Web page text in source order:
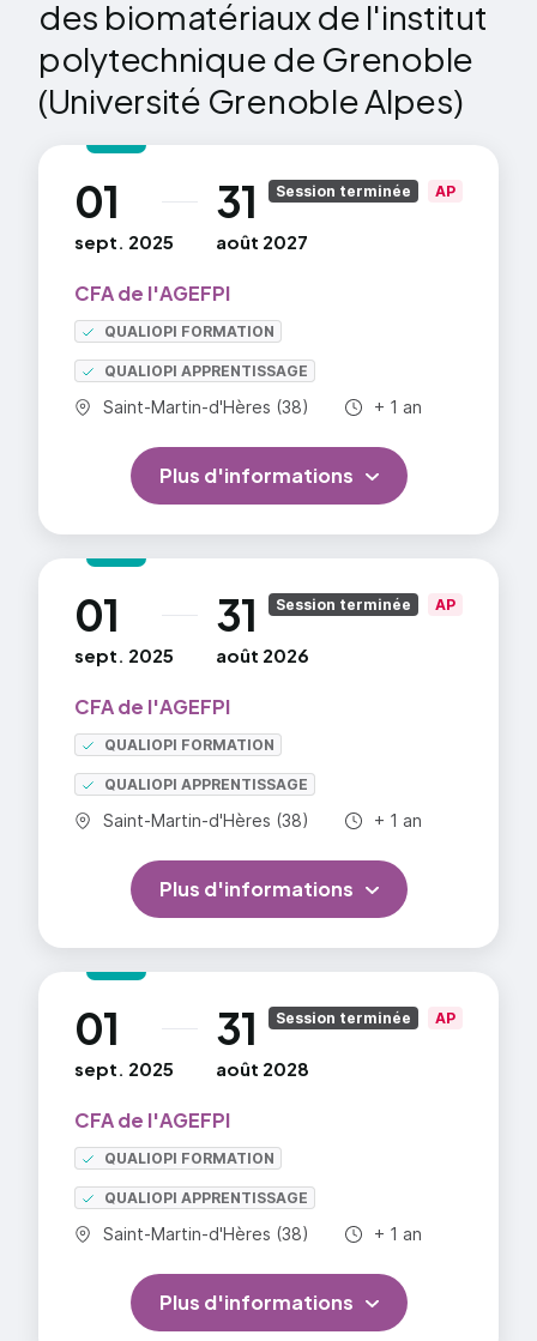
du végétal. De plus, de nombreuses entreprises des
cosmétiques, le textile, l'alimentation et
l'électronique imprimée recherchent des
professionnels dotés de ces compétences uniques.
=> En savoir plus
des biomatériaux de l'institut
polytechnique de Grenoble
(Université Grenoble Alpes)
01
sept. 2025
au 31
août 2027
CFA de l'AGEFPI
QUALIOPI FORMATION
QUALIOPI APPRENTISSAGE
Commune :
Saint-Martin-d'Hères (38) Durée totale :
+ 1 an
Session terminée AP
Plus d'informations
01
sept. 2025
au 31
août 2026
CFA de l'AGEFPI
QUALIOPI FORMATION
QUALIOPI APPRENTISSAGE
Commune :
Saint-Martin-d'Hères (38) Durée totale :
+ 1 an
Session terminée AP
Plus d'informations
01
sept. 2025
au 31
août 2028
CFA de l'AGEFPI
QUALIOPI FORMATION
QUALIOPI APPRENTISSAGE
Commune :
Saint-Martin-d'Hères (38) Durée totale :
+ 1 an
Session terminée AP
Plus d'informations